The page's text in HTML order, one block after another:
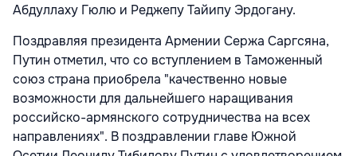
Абдуллаху Гюлю и Реджепу Тайипу Эрдогану.
Поздравляя президента Армении Сержа Саргсяна,
Путин отметил, что со вступлением в Таможенный
союз страна приобрела "качественно новые
возможности для дальнейшего наращивания
российско-армянского сотрудничества на всех
направлениях". В поздравлении главе Южной